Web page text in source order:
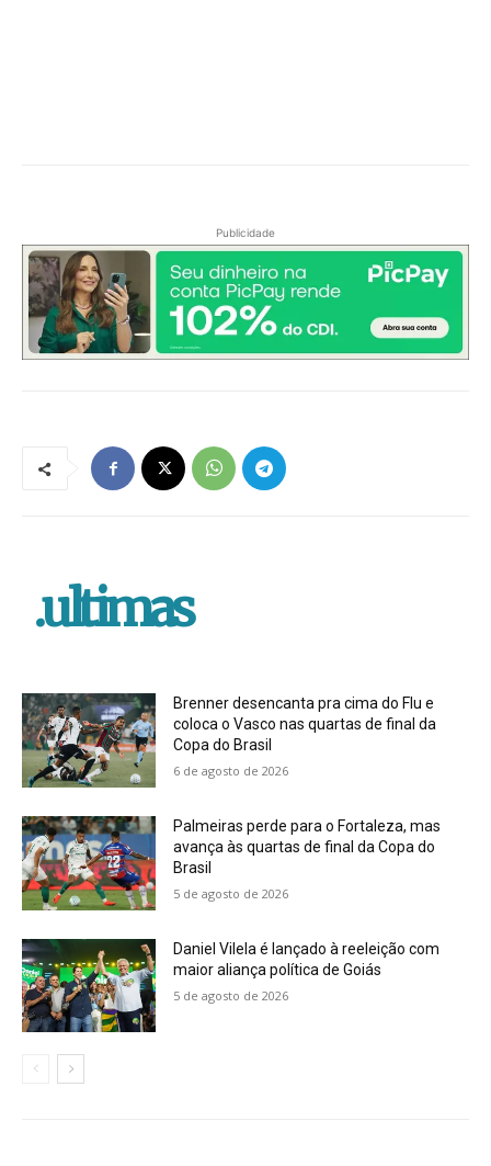
Publicidade
.ultimas
Brenner desencanta pra cima do Flu e
coloca o Vasco nas quartas de final da
Copa do Brasil
6 de agosto de 2026
Palmeiras perde para o Fortaleza, mas
avança às quartas de final da Copa do
Brasil
5 de agosto de 2026
Daniel Vilela é lançado à reeleição com
maior aliança política de Goiás
5 de agosto de 2026